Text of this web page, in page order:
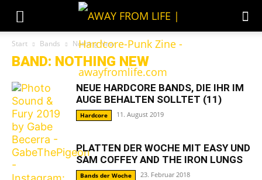
Start Bands Nothing New
BAND: NOTHING NEW
NEUE HARDCORE BANDS, DIE IHR IM
AUGE BEHALTEN SOLLTET (11)
Hardcore 11. August 2019
PLATTEN DER WOCHE MIT EASY UND
SAM COFFEY AND THE IRON LUNGS
Bands der Woche 23. Februar 2018